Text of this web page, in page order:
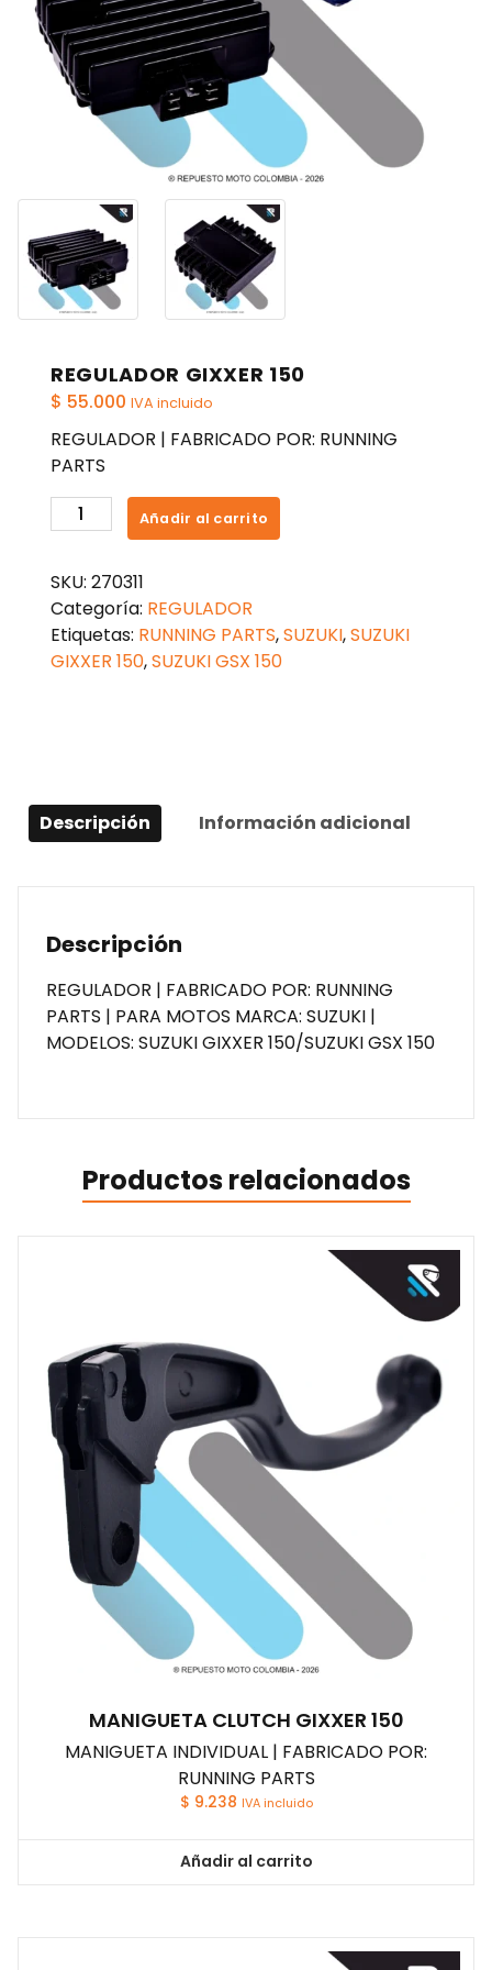
REGULADOR GIXXER 150
$ 55.000 IVA incluido
REGULADOR | FABRICADO POR: RUNNING
PARTS
REGULADOR
GIXXER
cantidad
Añadir al carrito
SKU: 270311
Categoría: REGULADOR
Etiquetas: RUNNING PARTS,SUZUKI,SUZUKI
GIXXER 150,SUZUKI GSX 150
Descripción Información adicional
Descripción
REGULADOR | FABRICADO POR: RUNNING
PARTS | PARA MOTOS MARCA: SUZUKI |
MODELOS: SUZUKI GIXXER 150/SUZUKI GSX 150
Productos relacionados
MANIGUETA CLUTCH GIXXER 150
MANIGUETA INDIVIDUAL | FABRICADO POR:
RUNNING PARTS
$ 9.238 IVA incluido
Añadir al carrito